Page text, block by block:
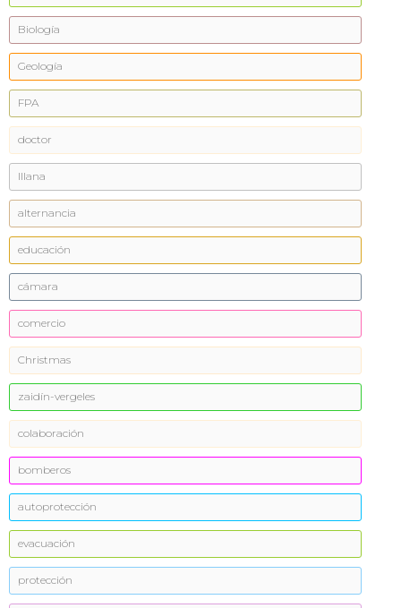
Biología
Geología
FPA
doctor
Illana
alternancia
educación
cámara
comercio
Christmas
zaidín-vergeles
colaboración
bomberos
autoprotección
evacuación
protección